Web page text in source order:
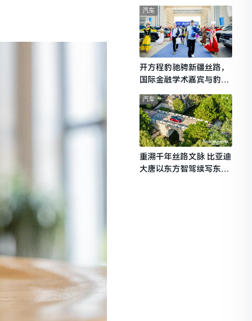
L
开方程豹驰骋新疆丝路，
国际金融学术嘉宾与豹友
共赴山海热爱
汽车
重溯千年丝路文脉 比亚迪
大唐以东方智驾续写东西
汽车